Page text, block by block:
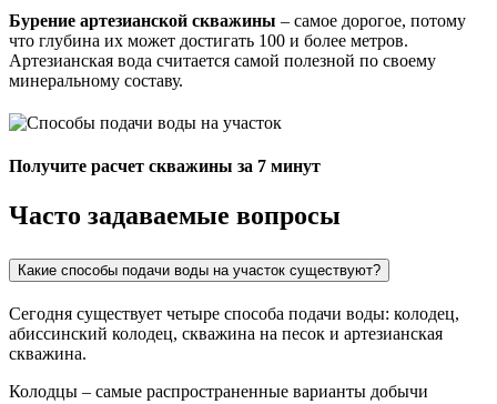
Бурение артезианской скважины – самое дорогое, потому
что глубина их может достигать 100 и более метров.
Артезианская вода считается самой полезной по своему
минеральному составу.
Получите расчет скважины за 7 минут
Часто задаваемые вопросы
Какие способы подачи воды на участок существуют?
Сегодня существует четыре способа подачи воды: колодец,
абиссинский колодец, скважина на песок и артезианская
скважина.
Колодцы – самые распространенные варианты добычи